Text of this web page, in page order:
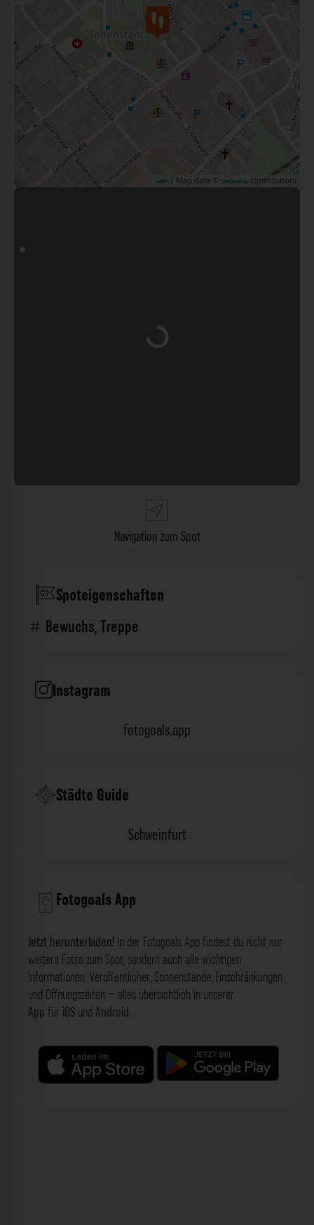
Leaflet | Map data © OpenStreetMap contributors
Wird geladen …
Navigation zum Spot
Spoteigenschaften
Bewuchs,Treppe
Instagram
fotogoals.app
Städte Guide
Schweinfurt
Fotogoals App
Jetzt herunterladen! In der Fotogoals App findest du nicht nur
weitere Fotos zum Spot, sondern auch alle wichtigen
Informationen: Veröffentlicher, Sonnenstände, Einschränkungen
und Öffnungszeiten – alles übersichtlich in unserer
App für iOS und Android.